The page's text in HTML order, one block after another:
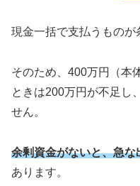
現金一括で支払うものが
そのため、400万円（本
ときは200万円が不足し
せん。
余剰資金がないと、急
あります。